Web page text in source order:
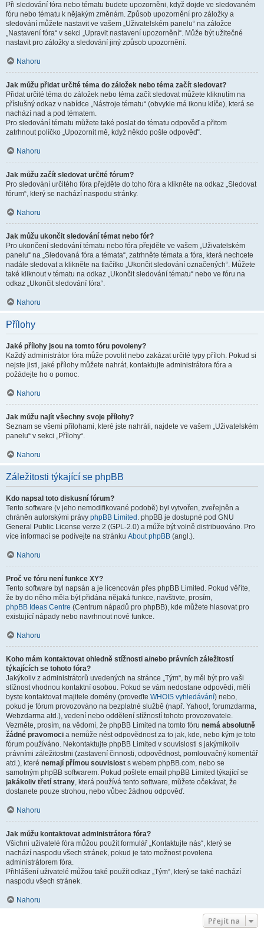
Při sledování fóra nebo tématu budete upozorněni, když dojde ve sledovaném
fóru nebo tématu k nějakým změnám. Způsob upozornění pro záložky a
sledování můžete nastavit ve vašem „Uživatelském panelu“ na záložce
„Nastavení fóra“ v sekci „Upravit nastavení upozornění“. Může být užitečné
nastavit pro záložky a sledování jiný způsob upozornění.
Nahoru
Jak můžu přidat určité téma do záložek nebo téma začít sledovat?
Přidat určité téma do záložek nebo téma začít sledovat můžete kliknutím na
příslušný odkaz v nabídce „Nástroje tématu“ (obvykle má ikonu klíče), která se
nachází nad a pod tématem.
Pro sledování tématu můžete také poslat do tématu odpověď a přitom
zatrhnout políčko „Upozornit mě, když někdo pošle odpověď“.
Nahoru
Jak můžu začít sledovat určité fórum?
Pro sledování určitého fóra přejděte do toho fóra a klikněte na odkaz „Sledovat
fórum“, který se nachází naspodu stránky.
Nahoru
Jak můžu ukončit sledování témat nebo fór?
Pro ukončení sledování tématu nebo fóra přejděte ve vašem „Uživatelském
panelu“ na „Sledovaná fóra a témata“, zatrhněte témata a fóra, která nechcete
nadále sledovat a klikněte na tlačítko „Ukončit sledování označených“. Můžete
také kliknout v tématu na odkaz „Ukončit sledování tématu“ nebo ve fóru na
odkaz „Ukončit sledování fóra“.
Nahoru
Přílohy
Jaké přílohy jsou na tomto fóru povoleny?
Každý administrátor fóra může povolit nebo zakázat určité typy příloh. Pokud si
nejste jisti, jaké přílohy můžete nahrát, kontaktujte administrátora fóra a
požádejte ho o pomoc.
Nahoru
Jak můžu najít všechny svoje přílohy?
Seznam se všemi přílohami, které jste nahráli, najdete ve vašem „Uživatelském
panelu“ v sekci „Přílohy“.
Nahoru
Záležitosti týkající se phpBB
Kdo napsal toto diskusní fórum?
Tento software (v jeho nemodifikované podobě) byl vytvořen, zveřejněn a
chráněn autorskými právy phpBB Limited . phpBB je dostupné pod GNU
General Public License verze 2 (GPL-2.0) a může být volně distribuováno. Pro
více informací se podívejte na stránku About phpBB (angl.).
Nahoru
Proč ve fóru není funkce XY?
Tento software byl napsán a je licencován přes phpBB Limited. Pokud věříte,
že by do něho měla být přidána nějaká funkce, navštivte, prosím,
phpBB Ideas Centre (Centrum nápadů pro phpBB), kde můžete hlasovat pro
existující nápady nebo navrhnout nové funkce.
Nahoru
Koho mám kontaktovat ohledně stížnosti a/nebo právních záležitostí
týkajících se tohoto fóra?
Jakýkoliv z administrátorů uvedených na stránce „Tým“, by měl být pro vaši
stížnost vhodnou kontaktní osobou. Pokud se vám nedostane odpovědi, měli
byste kontaktovat majitele domény (proveďte WHOIS vyhledávání) nebo,
pokud je fórum provozováno na bezplatné službě (např. Yahoo!, forumzdarma,
Webzdarma atd.), vedení nebo oddělení stížností tohoto provozovatele.
Vezměte, prosím, na vědomí, že phpBB Limited na tomto fóru nemá absolutně
žádné pravomoci a nemůže nést odpovědnost za to jak, kde, nebo kým je toto
fórum používáno. Nekontaktujte phpBB Limited v souvislosti s jakýmikoliv
právními záležitostmi (zastavení činnosti, odpovědnost, pomlouvačný komentář
atd.), které nemají přímou souvislost s webem phpBB.com, nebo se
samotným phpBB softwarem. Pokud pošlete email phpBB Limited týkající se
jakákoliv třetí strany, která používá tento software, můžete očekávat, že
dostanete pouze strohou, nebo vůbec žádnou odpověď.
Nahoru
Jak můžu kontaktovat administrátora fóra?
Všichni uživatelé fóra můžou použít formulář „Kontaktujte nás“, který se
nachází naspodu všech stránek, pokud je tato možnost povolena
administrátorem fóra.
Přihlášení uživatelé můžou také použít odkaz „Tým“, který se také nachází
naspodu všech stránek.
Nahoru
Přejít na